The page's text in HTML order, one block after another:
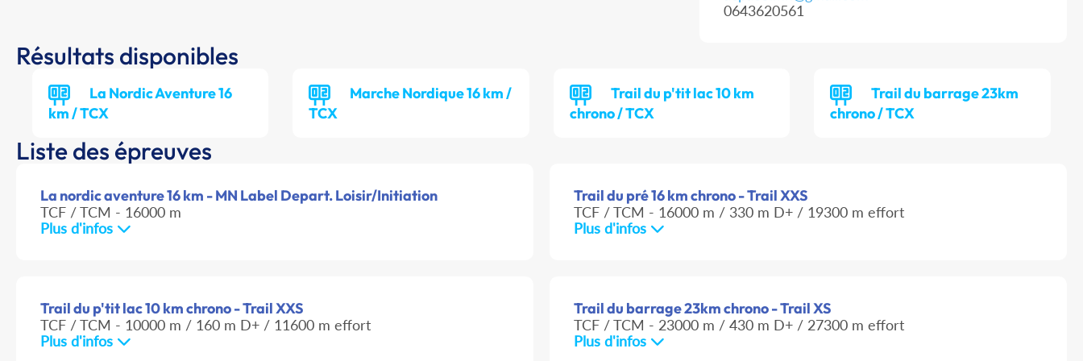
0643620561
Résultats disponibles
La Nordic Aventure 16
km / TCX
Marche Nordique 16 km /
TCX
Trail du p'tit lac 10 km
chrono / TCX
Trail du barrage 23km
chrono / TCX
Liste des épreuves
La nordic aventure 16 km - MN Label Depart. Loisir/Initiation
TCF / TCM - 16000 m
Plus d'infos
Trail du pré 16 km chrono - Trail XXS
TCF / TCM - 16000 m / 330 m D+ / 19300 m effort
Plus d'infos
Trail du p'tit lac 10 km chrono - Trail XXS
TCF / TCM - 10000 m / 160 m D+ / 11600 m effort
Plus d'infos
Trail du barrage 23km chrono - Trail XS
TCF / TCM - 23000 m / 430 m D+ / 27300 m effort
Plus d'infos